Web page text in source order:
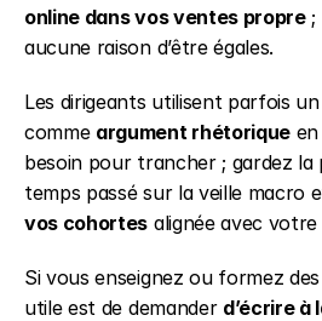
online dans vos ventes propre ;
aucune raison d’être égales.
Les dirigeants utilisent parfois
comme argument rhétorique
besoin pour trancher ; gardez
vos cohortes alignée avec votre
Si vous enseignez ou formez
utile est de demander d’écrire à